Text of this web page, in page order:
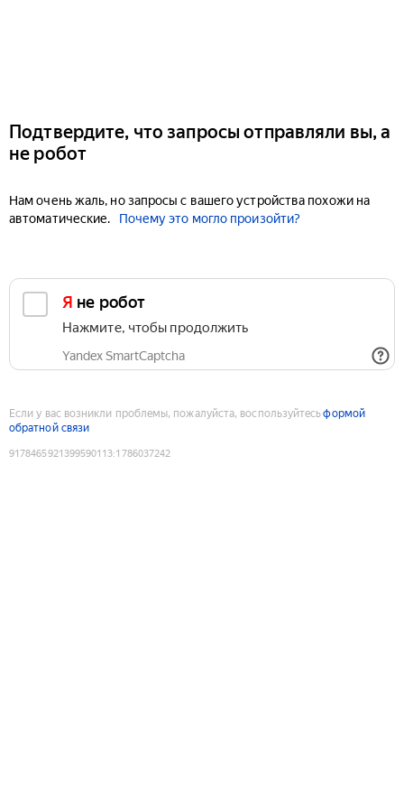
Подтвердите, что запросы отправляли вы, а
не робот
Нам очень жаль, но запросы с вашего устройства похожи на
автоматические.
Почему это могло произойти?
Я не робот
Нажмите, чтобы продолжить
Yandex SmartCaptcha
Если у вас возникли проблемы, пожалуйста, воспользуйтесьформой
обратной связи
9178465921399590113:1786037242